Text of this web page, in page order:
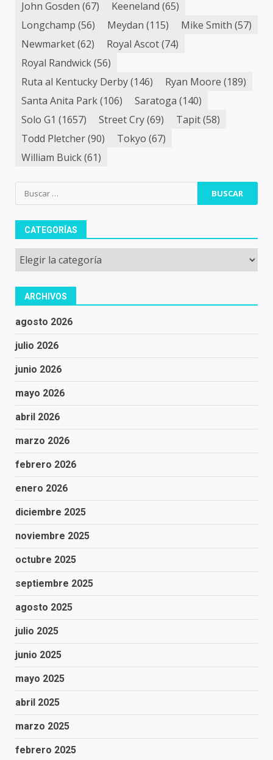
John Gosden (67) Keeneland (65)
Longchamp (56) Meydan (115) Mike Smith (57)
Newmarket(62) Royal Ascot(74)
Royal Randwick(56)
Ruta al Kentucky Derby(146) Ryan Moore (189)
Santa Anita Park(106) Saratoga (140)
Solo G1 (1657) Street Cry(69) Tapit(58)
Todd Pletcher(90) Tokyo (67)
William Buick(61)
Buscar:
CATEGORÍAS
Categorías
ARCHIVOS
agosto 2026
julio 2026
junio 2026
mayo 2026
abril 2026
marzo 2026
febrero 2026
enero 2026
diciembre 2025
noviembre 2025
octubre 2025
septiembre 2025
agosto 2025
julio 2025
junio 2025
mayo 2025
abril 2025
marzo 2025
febrero 2025